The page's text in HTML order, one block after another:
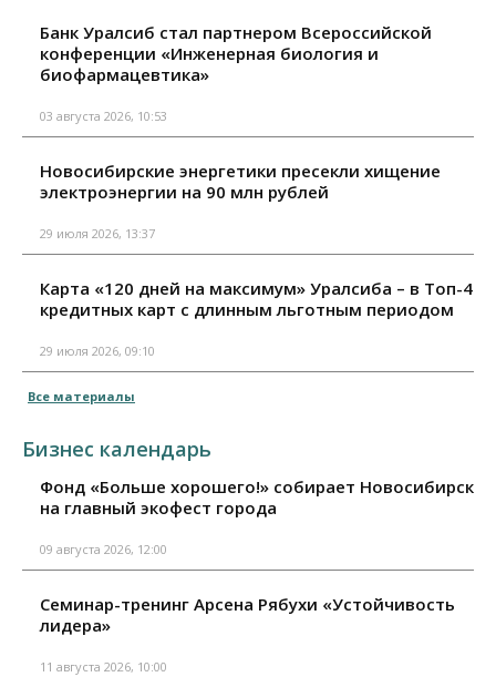
Банк Уралсиб стал партнером Всероссийской
конференции «Инженерная биология и
биофармацевтика»
03 августа 2026, 10:53
Новосибирские энергетики пресекли хищение
электроэнергии на 90 млн рублей
29 июля 2026, 13:37
Карта «120 дней на максимум» Уралсиба – в Топ-4
кредитных карт с длинным льготным периодом
29 июля 2026, 09:10
Все материалы
Бизнес календарь
Фонд «Больше хорошего!» собирает Новосибирск
на главный экофест города
09 августа 2026, 12:00
Семинар-тренинг Арсена Рябухи «Устойчивость
лидера»
11 августа 2026, 10:00